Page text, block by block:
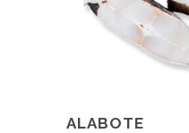
ALABOTE